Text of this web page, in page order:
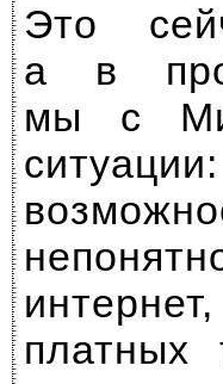
Это
а в
мы с
платных